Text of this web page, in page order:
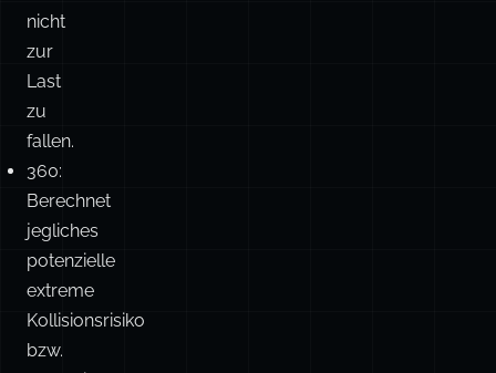
nicht
zur
Last
zu
fallen.
360:
Berechnet
jegliches
potenzielle
extreme
Kollisionsrisiko
bzw.